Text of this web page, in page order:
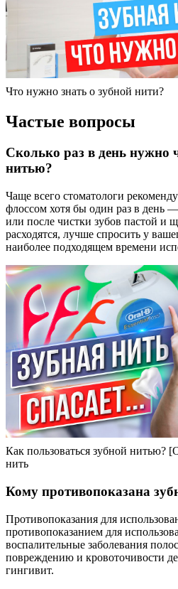
Что нужно знать о зубной нити?
Частые вопросы
Сколько раз в день нужно
нитью?
Чаще всего стоматологи
флоссом хотя бы один раз в день
или после чистки зубов пастой и
расходятся, лучше спросить у
наиболее подходящем времени
Как пользоваться зубной
нить
Кому противопоказана
Противопоказания для
противопоказанием для
воспалительные заболевания
повреждению и кровоточивости
гингивит.